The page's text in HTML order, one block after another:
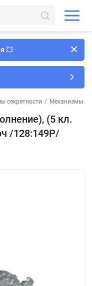
💥
секретности / Механизмы
(5 кл.
/128:149P/